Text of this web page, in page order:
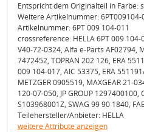
Entspricht dem Originalteil in Farbe:
Weitere Artikelnummer: 6PT009104-
Artikelnummer: 6PT 009 104-011
crossreference: HELLA 6PT 009 104-
V40-72-0324, Alfa e-Parts AF02794,
7472452, TOPRAN 202 126, ERA
009 104-017, AIC 53375, ERA
METZGER 0905519, MAXGEAR 21-
120-07-050, JP GROUP 1297400100,
S103968001Z, SWAG 99 90 1840,
Teilehersteller/Anbieter: HELLA
weitere Attribute anzeigen